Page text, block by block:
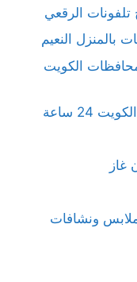
الرقعي
بالمنزل النعيم
الكويت
ساعة
غاز
ونشافات